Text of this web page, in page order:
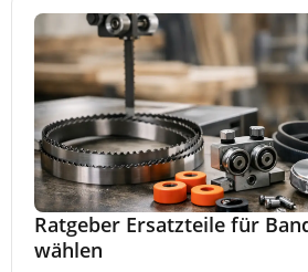
Ratgeber Ersatzteile für
wählen